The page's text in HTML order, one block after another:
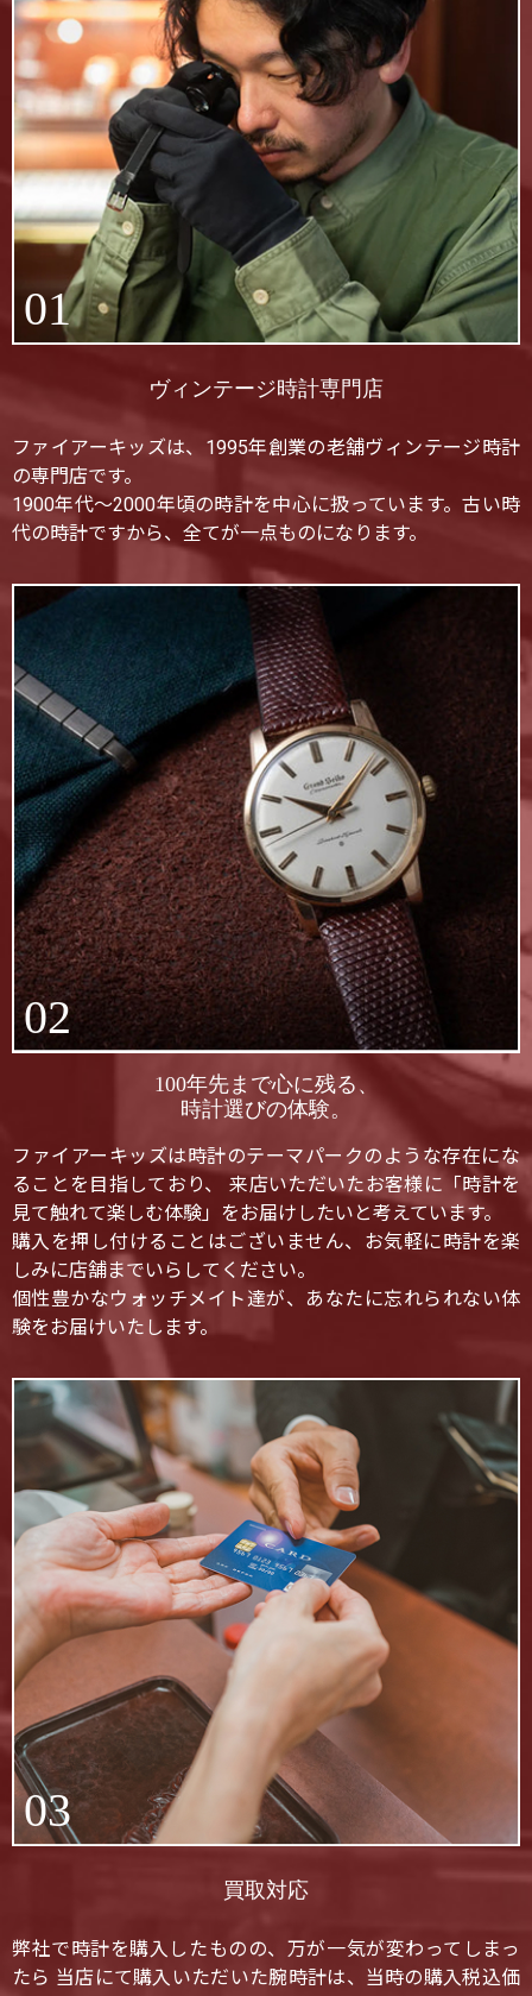
01
ヴィンテージ時計専門店
ファイアーキッズは、1995年創業の老舗ヴィンテージ時計
の専門店です。
1900年代〜2000年頃の時計を中心に扱っています。古い時
代の時計ですから、全てが一点ものになります。
02
100年先まで心に残る、
時計選びの体験。
ファイアーキッズは時計のテーマパークのような存在にな
ることを目指しており、 来店いただいたお客様に「時計を
見て触れて楽しむ体験」をお届けしたいと考えています。
購入を押し付けることはございません、お気軽に時計を楽
しみに店舗までいらしてください。
個性豊かなウォッチメイト達が、あなたに忘れられない体
験をお届けいたします。
03
買取対応
弊社で時計を購入したものの、万が一気が変わってしまっ
たら 当店にて購入いただいた腕時計は、当時の購入税込価